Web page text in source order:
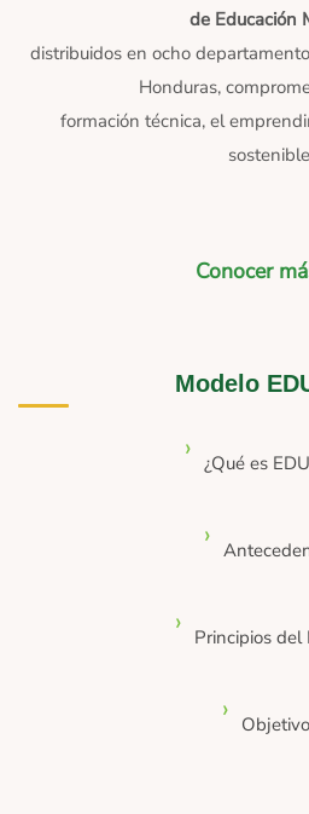
de Educación
distribuidos en ocho
Honduras,
formación técnica, el
Conocer
Modelo
¿Qué es
Principios del